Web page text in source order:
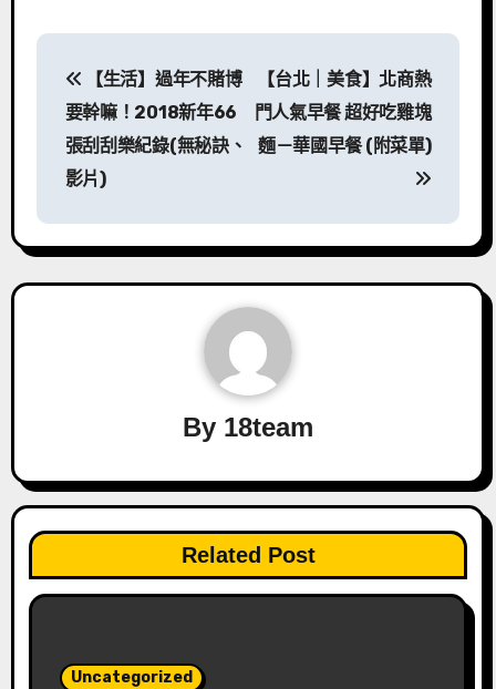
文
章
導
覽
【生活】過年不賭博
要幹嘛！2018新年66
張刮刮樂紀錄(無秘訣、
影片)
【台北｜美食】北商熱
門人氣早餐 超好吃雞塊
麵－華國早餐 (附菜單)
By 18team
Related Post
Uncategorized